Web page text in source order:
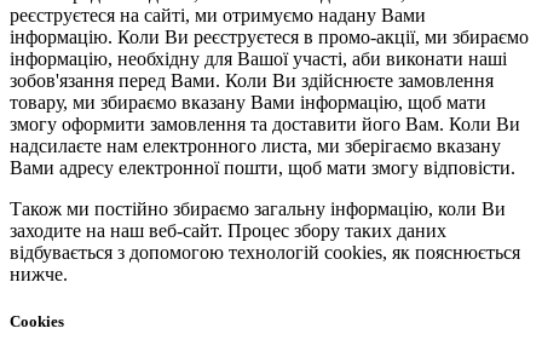
реєструєтеся на сайті, ми отримуємо надану Вами
інформацію. Коли Ви реєструєтеся в промо-акції, ми збираємо
інформацію, необхідну для Вашої участі, аби виконати наші
зобов'язання перед Вами. Коли Ви здійснюєте замовлення
товару, ми збираємо вказану Вами інформацію, щоб мати
змогу оформити замовлення та доставити його Вам. Коли Ви
надсилаєте нам електронного листа, ми зберігаємо вказану
Вами адресу електронної пошти, щоб мати змогу відповісти.
Також ми постійно збираємо загальну інформацію, коли Ви
заходите на наш веб-сайт. Процес збору таких даних
відбувається з допомогою технологій cookies, як пояснюється
нижче.
Cookies